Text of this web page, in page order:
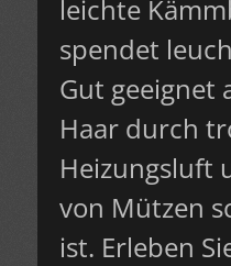
leichte
spendet
Gut geeignet
Haar durch
Heizungsluft
von Mützen
ist. Erleben